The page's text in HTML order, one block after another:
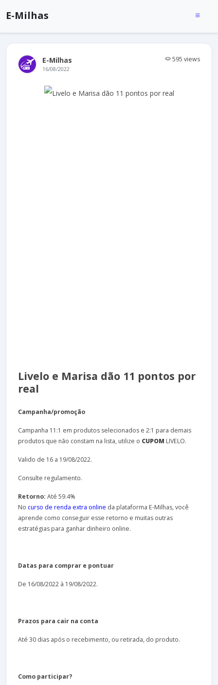
E-Milhas
E-Milhas 595 views
16/08/2022
Livelo e Marisa dão 11 pontos por
real
Campanha/promoção
Campanha 11:1 em produtos selecionados e 2:1 para demais
produtos que não constam na lista, utilize o CUPOM LIVELO.
Valido de 16 a 19/08/2022.
Consulte regulamento.
Retorno: Até 59.4%
No curso de renda extra online da plataforma E-Milhas, você
aprende como conseguir esse retorno e muitas outras
estratégias para ganhar dinheiro online.
Datas para comprar e pontuar
De 16/08/2022 à 19/08/2022.
Prazos para cair na conta
Até 30 dias após o recebimento, ou retirada, do produto.
Como participar?